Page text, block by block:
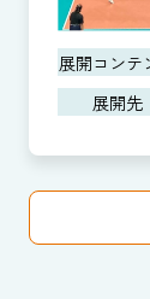
展開コンテ
展開先